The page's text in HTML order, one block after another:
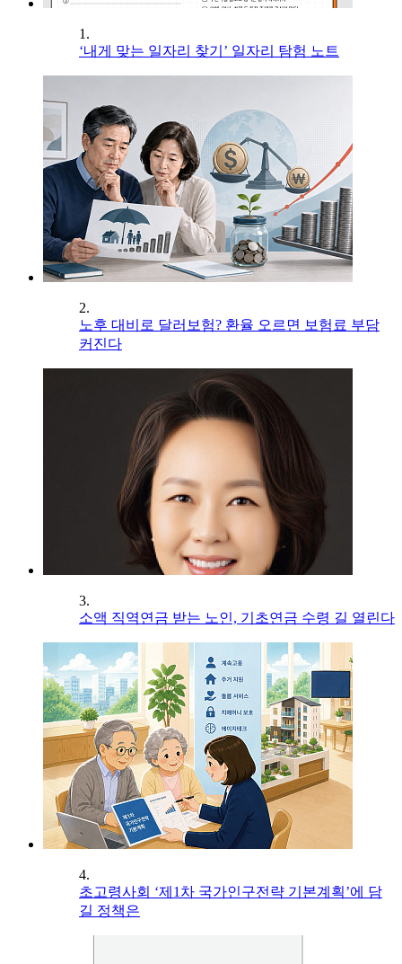
1.
‘내게 맞는 일자리 찾기’ 일자리 탐험 노트
2.
노후 대비로 달러보험? 환율 오르면 보험료 부담
커진다
3.
소액 직역연금 받는 노인, 기초연금 수령 길 열린다
4.
초고령사회 ‘제1차 국가인구전략 기본계획’에 담
길 정책은